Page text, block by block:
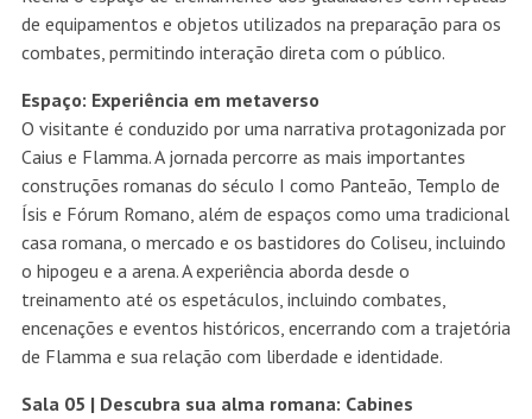
de equipamentos e objetos utilizados na preparação para os
combates, permitindo interação direta com o público.
Espaço: Experiência em metaverso
O visitante é conduzido por uma narrativa protagonizada por
Caius e Flamma. A jornada percorre as mais importantes
construções romanas do século I como Panteão, Templo de
Ísis e Fórum Romano, além de espaços como uma tradicional
casa romana, o mercado e os bastidores do Coliseu, incluindo
o hipogeu e a arena. A experiência aborda desde o
treinamento até os espetáculos, incluindo combates,
encenações e eventos históricos, encerrando com a trajetória
de Flamma e sua relação com liberdade e identidade.
Sala 05 | Descubra sua alma romana: Cabines